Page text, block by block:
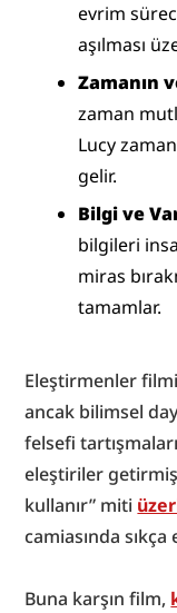
evrim
aşılması
Zamanın
zaman
Lucy
gelir.
Bilgi ve
bilgileri
miras
tamamlar.
Eleştirmenler
ancak bilimsel
felsefi
eleştiriler
kullanır” miti
camiasında
Buna karşın film,